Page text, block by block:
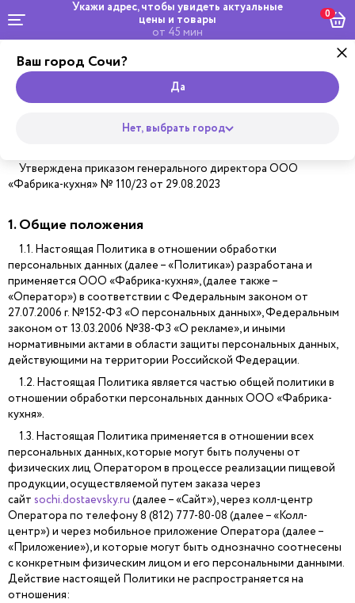
Укажи адрес, чтобы увидеть актуальные
цены и товары
от 45 мин
Ваш город Сочи?
Да
Нет, выбрать город
0
Политика обработки персональных
Утверждена приказом генерального директора ООО
«Фабрика-кухня» № 110/23 от 29.08.2023
1. Общие положения
1.1. Настоящая Политика в отношении обработки
персональных данных (далее – «Политика») разработана и
применяется ООО «Фабрика-кухня», (далее также –
«Оператор») в соответствии с Федеральным законом от
27.07.2006 г. №152-ФЗ «О персональных данных», Федеральным
законом от 13.03.2006 №38-ФЗ «О рекламе», и иными
нормативными актами в области защиты персональных данных,
действующими на территории Российской Федерации.
1.2. Настоящая Политика является частью общей политики в
отношении обработки персональных данных ООО «Фабрика-
кухня».
1.3. Настоящая Политика применяется в отношении всех
персональных данных, которые могут быть получены от
физических лиц Оператором в процессе реализации пищевой
продукции, осуществляемой путем заказа через
сайт sochi.dostaevsky.ru (далее – «Сайт»), через колл-центр
Оператора по телефону 8 (812) 777-80-08 (далее – «Колл-
центр») и через мобильное приложение Оператора (далее –
«Приложение»), и которые могут быть однозначно соотнесены
с конкретным физическим лицом и его персональными данными.
Действие настоящей Политики не распространяется на
отношения: